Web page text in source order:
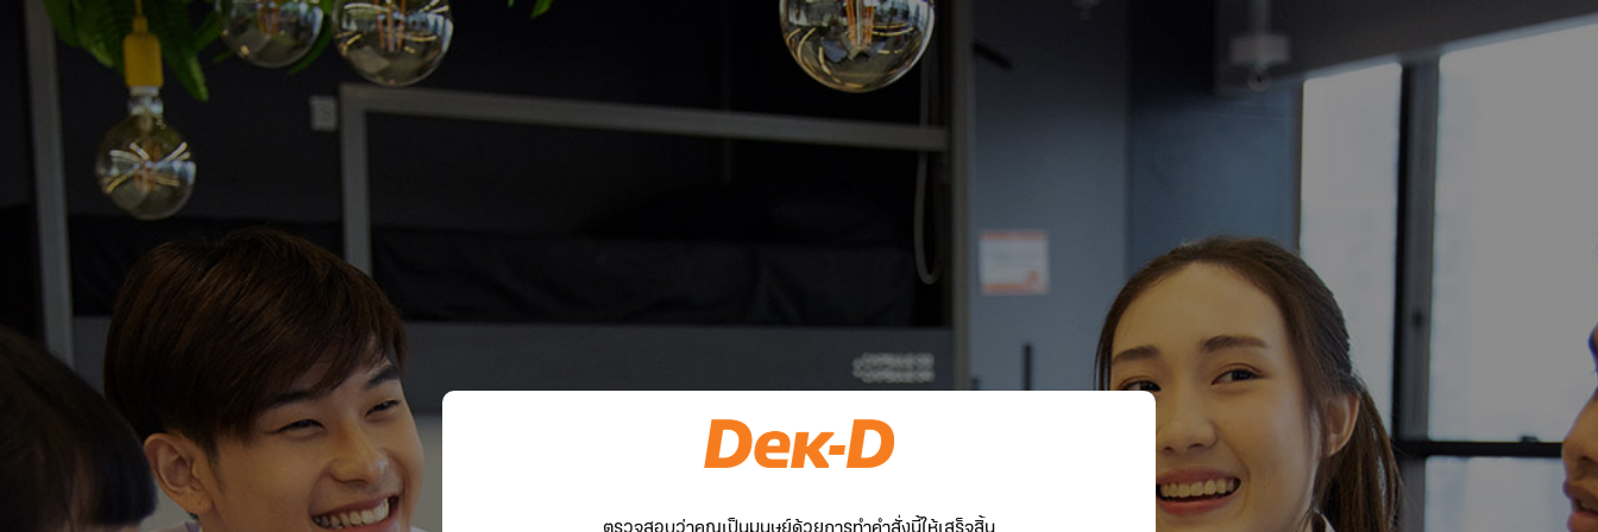
ตรวจสอบว่าคุณเป็นมนุษย์ด้วยการทำคำสั่งนี้ให้เสร็จสิ้น